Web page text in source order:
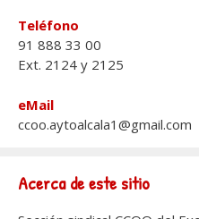
Teléfono
91 888 33 00
Ext. 2124 y 2125
eMail
ccoo.aytoalcala1@gmail.com
Acerca de este sitio